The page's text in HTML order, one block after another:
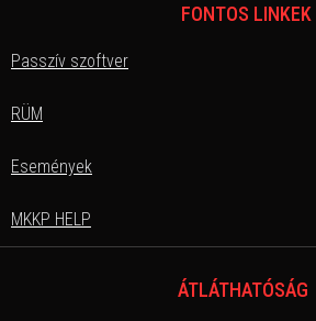
FONTOS LINKEK
Passzív szoftver
RÜM
Események
MKKP HELP
ÁTLÁTHATÓSÁG